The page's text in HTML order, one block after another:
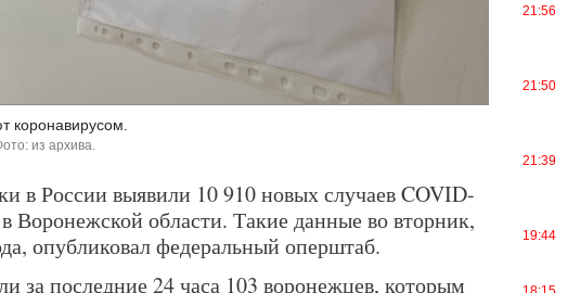
коронавирусом.
из архива.
в России выявили 10 910 новых случаев COVID-
Воронежской области. Такие данные во вторник,
опубликовал федеральный оперштаб.
за последние 24 часа 103 воронежцев, которым
21:56
21:50
21:39
19:44